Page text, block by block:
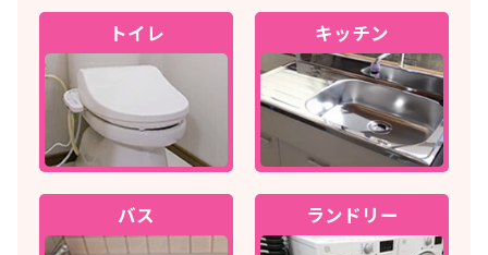
トイレ キッチン
バス ランドリー